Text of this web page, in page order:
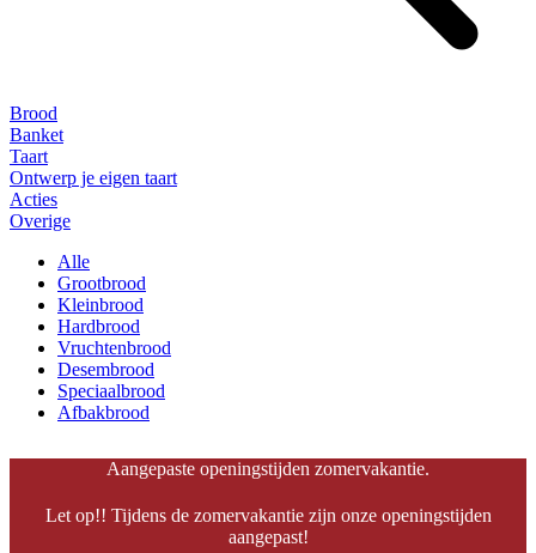
Brood
Banket
Taart
Ontwerp je eigen taart
Acties
Overige
Alle
Grootbrood
Kleinbrood
Hardbrood
Vruchtenbrood
Desembrood
Speciaalbrood
Afbakbrood
Aangepaste openingstijden zomervakantie.
Let op!! Tijdens de zomervakantie zijn onze openingstijden
aangepast!